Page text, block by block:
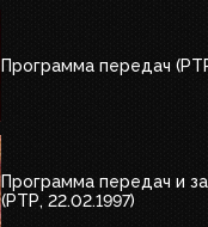
Программа передач
Программа передач и
(РТР, 22.02.1997)